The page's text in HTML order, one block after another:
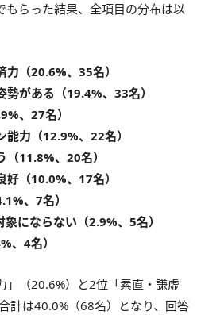
もらった結果、全項目の分布は以
力（20.6%、35名）
勢がある（19.4%、33名）
、27名）
能力（12.9%、22名）
（11.8%、20名）
好（10.0%、17名）
、7名）
にならない（2.9%、5名）
、4名）
」（20.6%）と2位「素直・謙虚
計は40.0%（68名）となり、回答